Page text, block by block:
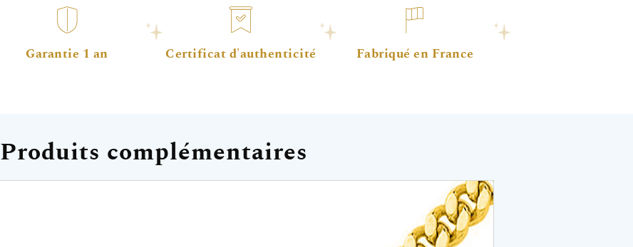
Garantie 1 an Certificat d'authenticité Fabriqué en France
Produits complémentaires